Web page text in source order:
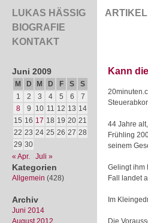
LUKAS HÄSSIG
BIOGRAFIE
KONTAKT
ARTIKEL
Juni 2009
M D M D F S
S
1
2 3 4 5 6
7
8
9 10 11 12 13 14
15 16 17 18 19 20 21
22 23 24 25 26 27 28
29 30
« Apr.
Juli »
Kategorien
Allgemein (428)
Archiv
Juni 2014
August 2012
Kann
44 Jahre
Frühling
seinem
Gelingt ihm
Fall landet
Im
Die